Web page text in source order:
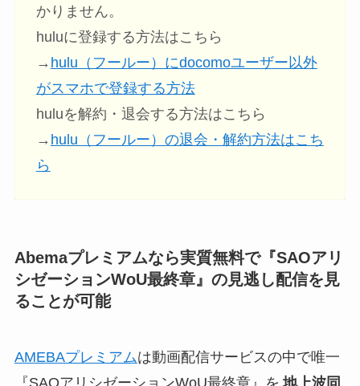
かりません。
huluに登録する方法はこちら
→ hulu（フールー）にdocomoユーザー以外
がスマホで登録する方法
huluを解約・退会する方法はこちら
→ hulu（フールー）の退会・解約方法はこち
ら
Abemaプレミアムなら実質無料で『SAOアリ
シゼーションWoU最終章』の見逃し配信を見
ることが可能
AMEBAプレミアムは動画配信サービスの中で唯一
『SAOアリシゼーションWoU最終章』を 地上波同